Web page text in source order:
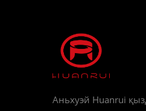
Аньхуэй Huanrui